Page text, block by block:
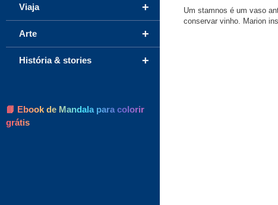
Um stamnos é um vaso
conservar vinho. Marion
+
Viaja
+
Arte
+
História & stories
📘 Ebook de Mandala para colorir
grátis